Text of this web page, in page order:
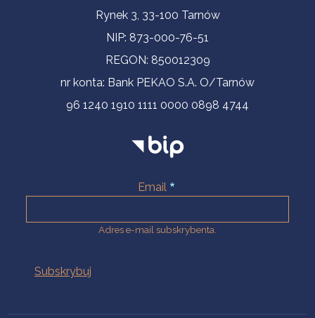
Informacje kontaktoweRynek 3, 33-100 Tarnów
NIP: 873-000-76-51
REGON: 850012309
nr konta: Bank PEKAO S.A. O/Tarnów
96 1240 1910 1111 0000 0898 4744
Email
Adres e-mail subskrybenta.